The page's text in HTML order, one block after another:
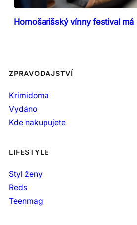
Hornošarišský vínny festival má
ZPRAVODAJSTVÍ
Krimidoma
Vydáno
Kde nakupujete
LIFESTYLE
Styl ženy
Reds
Teenmag